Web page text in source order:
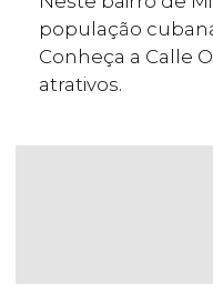
população
Conheça a Calle
atrativos.